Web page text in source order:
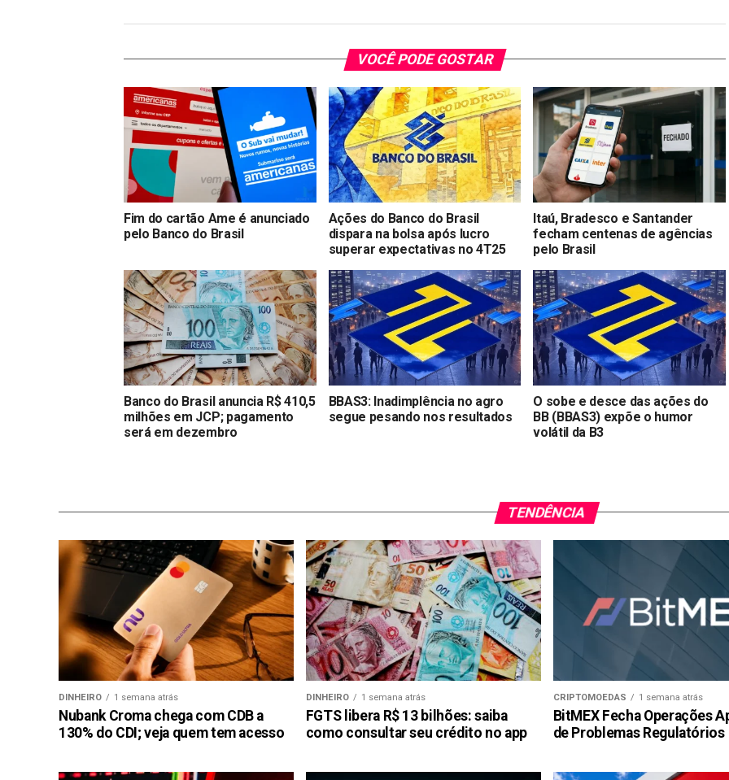
VOCÊ PODE GOSTAR
Fim do cartão Ame é anunciado
pelo Banco do Brasil
Ações do Banco do Brasil
dispara na bolsa após lucro
superar expectativas no 4T25
Itaú, Bradesco e Santander
fecham centenas de agências
pelo Brasil
Banco do Brasil anuncia R$ 410,5
milhões em JCP; pagamento
será em dezembro
BBAS3: Inadimplência no agro
segue pesando nos resultados
O sobe e desce das ações do
BB (BBAS3) expõe o humor
volátil da B3
TENDÊNCIA
DINHEIRO 1 semana atrás
Nubank Croma chega com CDB a
130% do CDI; veja quem tem acesso
DINHEIRO 1 semana atrás
FGTS libera R$ 13 bilhões: saiba
como consultar seu crédito no app
CRIPTOMOEDAS 1 semana atrás
BitMEX Fecha Operações
de Problemas Regulatórios